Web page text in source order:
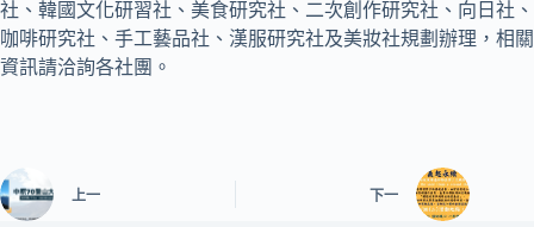
社、韓國文化研習社、美食研究社、二次創作研究社、向日社、
咖啡研究社、手工藝品社、漢服研究社及美妝社規劃辦理，相關
資訊請洽詢各社團。
上一 下一